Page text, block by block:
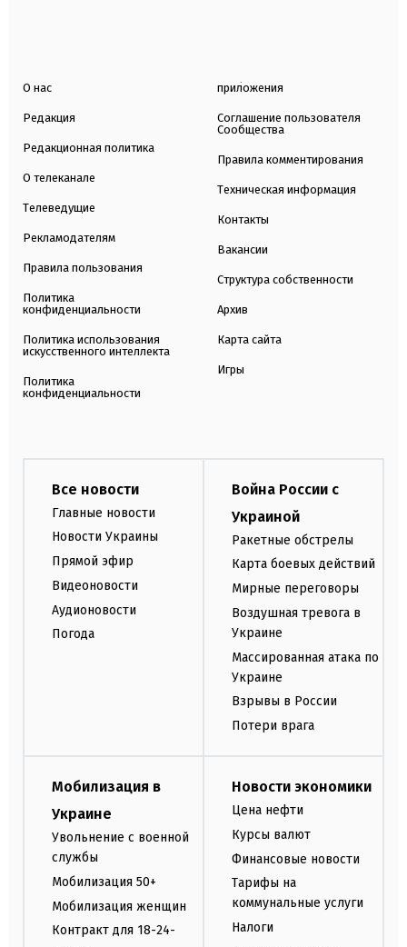
О нас
Редакция
Редакционная политика
О телеканале
Телеведущие
Рекламодателям
Правила пользования
Политика
конфиденциальности
Политика использования
искусственного интеллекта
Политика
конфиденциальности
приложения
Соглашение пользователя
Сообщества
Правила комментирования
Техническая информация
Контакты
Вакансии
Структура собственности
Архив
Карта сайта
Игры
Все новости
Главные новости
Новости Украины
Прямой эфир
Видеоновости
Аудионовости
Погода
Война России с
Украиной
Ракетные обстрелы
Карта боевых действий
Мирные переговоры
Воздушная тревога в
Украине
Массированная атака по
Украине
Взрывы в России
Потери врага
Мобилизация в
Украине
Увольнение с военной
службы
Мобилизация 50+
Мобилизация женщин
Контракт для 18-24-
Новости экономики
Цена нефти
Курсы валют
Финансовые новости
Тарифы на
коммунальные услуги
Налоги